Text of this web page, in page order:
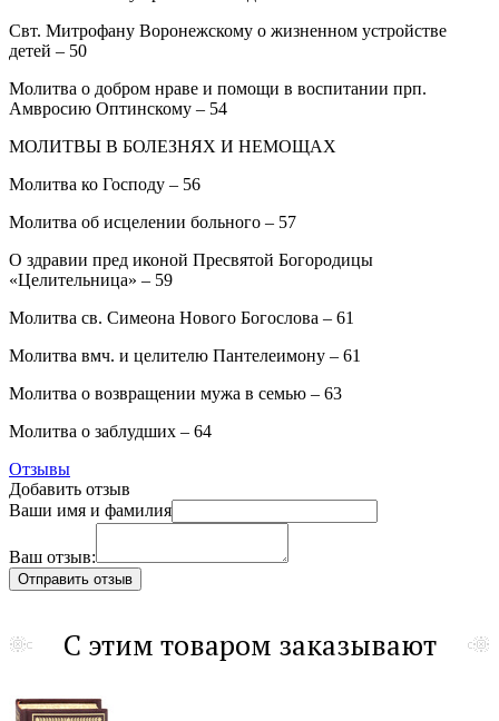
Свт. Митрофану Воронежскому о жизненном устройстве
детей – 50
Молитва о добром нраве и помощи в воспитании прп.
Амвросию Оптинскому – 54
МОЛИТВЫ В БОЛЕЗНЯХ И НЕМОЩАХ
Молитва ко Господу – 56
Молитва об исцелении больного – 57
О здравии пред иконой Пресвятой Богородицы
«Целительница» – 59
Молитва св. Симеона Нового Богослова – 61
Молитва вмч. и целителю Пантелеимону – 61
Молитва о возвращении мужа в семью – 63
Молитва о заблудших – 64
Отзывы
Добавить отзыв
Ваши имя и фамилия
Ваш отзыв:
С этим товаром заказывают